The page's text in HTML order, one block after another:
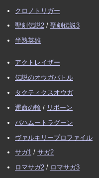
クロノトリガー
聖剣伝説2 / 聖剣伝説3
半熟英雄
アクトレイザー
伝説のオウガバトル
タクティクスオウガ
運命の輪 / リボーン
バハムートラグーン
ヴァルキリープロファイル
サガ1 / サガ2
ロマサガ2 / ロマサガ3